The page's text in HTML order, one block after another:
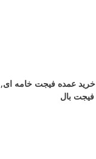
خرید عمده فیجت خامه ای,
فیجت بال